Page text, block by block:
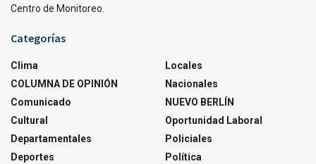
Centro de Monitoreo.
Categorías
Clima
COLUMNA DE OPINIÓN
Comunicado
Cultural
Departamentales
Deportes
Locales
Nacionales
NUEVO BERLÍN
Oportunidad Laboral
Policiales
Política